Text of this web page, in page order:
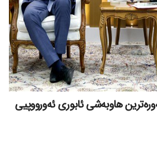
هاوبەشی ئابوری ئەورووپیی